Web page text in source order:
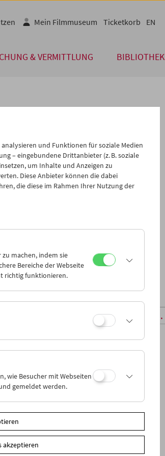
& VERMITTLUNG BIBLIOTHEK
Mein Filmmuseum Ticketkorb EN
PDF
English language or subtitles
Sa 23.8.
und Funktionen für soziale Medien
– eingebundene Drittanbieter (z. B. soziale
um Inhalte und Anzeigen zu
Diese Anbieter können die dabei
die diese im Rahmen Ihrer Nutzung der
machen, indem sie
Bereiche der Webseite
richtig funktionieren.
wie Besucher mit Webseiten
gemeldet werden.
akzeptieren